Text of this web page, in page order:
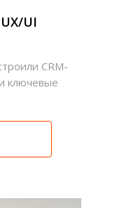
CRM-
ключевые
UI